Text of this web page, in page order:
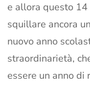
e allora questo
squillare ancora
nuovo anno
straordinarietà,
essere un anno di